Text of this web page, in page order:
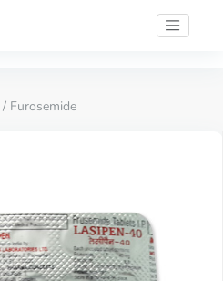
/ Furosemide